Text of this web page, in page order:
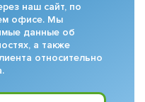
наш сайт, по
офисе. Мы
данные об
а также
относительно